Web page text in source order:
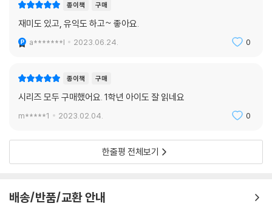
종이책 구매
재미도 있고, 유익도 하고~ 좋아요.
a*******l 2023.06.24. 0
종이책 구매
시리즈 모두 구매했어요. 1학년 아이도 잘 읽네요
m*****1 2023.02.04. 0
한줄평 전체보기
배송/반품/교환 안내